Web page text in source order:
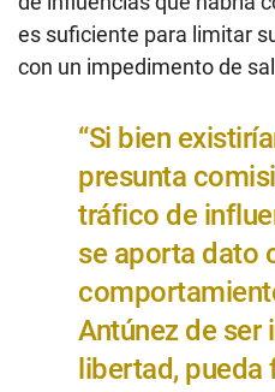
es suficiente para limitar
con un impedimento de
“Si bien
presunta
tráfico de
se aporta dato
Antúnez de ser
libertad, pueda